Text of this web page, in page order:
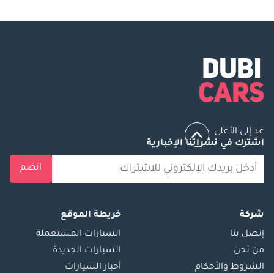
عد إلى الأعلى
اشترك في نشراتنا الإخبارية
انضم
شركة
إتصل بنا
من نحن
الشروط والأحكام
خريطة الموقع
السيارات المستعملة
السيارات الجديدة
أخبار السيارات